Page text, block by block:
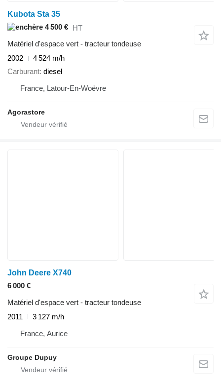
Kubota Sta 35
4 500 € HT
Matériel d'espace vert - tracteur tondeuse
2002
4 524 m/h
Carburant diesel
France, Latour-En-Woëvre
Agorastore
John Deere X740
6 000 €
Matériel d'espace vert - tracteur tondeuse
2011
3 127 m/h
France, Aurice
Groupe Dupuy